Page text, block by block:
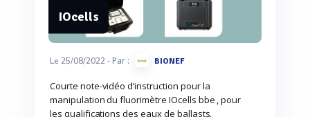
IOcells
Le 25/08/2022- Par : BIONEF
Courte note-vidéo d’instruction pour la
manipulation du fluorimètre IOcells bbe , pour
les qualifications des eaux de ballasts.